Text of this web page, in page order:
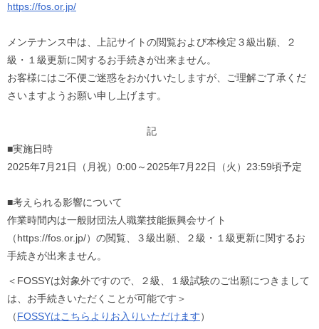
https://fos.or.jp/
メンテナンス中は、上記サイトの閲覧および本検定３級出願、２
級・１級更新に関するお手続きが出来ません。
お客様にはご不便ご迷惑をおかけいたしますが、 ご理解ご了承くだ
さいますようお願い申し上げます。
記
■実施日時
2025年7月21日（月祝）0:00～2025年7月22日（火）23:59頃予定
■考えられる影響について
作業時間内は一般財団法人職業技能振興会サイト
（https://fos.or.jp/）の閲覧、３級出願、２級・１級更新に関するお
手続きが出来ません。
＜FOSSYは対象外ですので、２級、１級試験のご出願につきまして
は、お手続きいただくことが可能です＞
（FOSSYはこちらよりお入りいただけます）